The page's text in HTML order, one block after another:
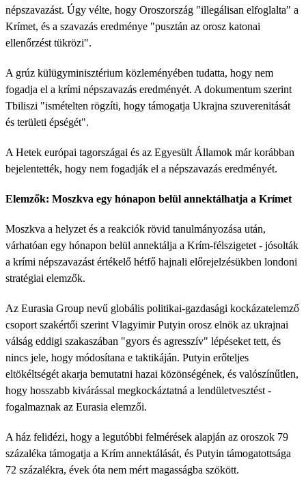
népszavazást. Úgy vélte, hogy Oroszország "illegálisan elfoglalta" a
Krímet, és a szavazás eredménye "pusztán az orosz katonai
ellenőrzést tükrözi".
A grúz külügyminisztérium közleményében tudatta, hogy nem
fogadja el a krími népszavazás eredményét. A dokumentum szerint
Tbiliszi "ismételten rögzíti, hogy támogatja Ukrajna szuverenitását
és területi épségét".
A Hetek európai tagországai és az Egyesült Államok már korábban
bejelentették, hogy nem fogadják el a népszavazás eredményét.
Elemzők: Moszkva egy hónapon belül annektálhatja a Krímet
Moszkva a helyzet és a reakciók rövid tanulmányozása után,
várhatóan egy hónapon belül annektálja a Krím-félszigetet - jósolták
a krími népszavazást értékelő hétfő hajnali előrejelzésükben londoni
stratégiai elemzők.
Az Eurasia Group nevű globális politikai-gazdasági kockázatelemző
csoport szakértői szerint Vlagyimir Putyin orosz elnök az ukrajnai
válság eddigi szakaszában "gyors és agresszív" lépéseket tett, és
nincs jele, hogy módosítana e taktikáján. Putyin erőteljes
eltökéltségét akarja bemutatni hazai közönségének, és valószínűtlen,
hogy hosszabb kivárással megkockáztatná a lendületvesztést -
fogalmaznak az Eurasia elemzői.
A ház felidézi, hogy a legutóbbi felmérések alapján az oroszok 79
százaléka támogatja a Krím annektálását, és Putyin támogatottsága
72 százalékra, évek óta nem mért magasságba szökött.